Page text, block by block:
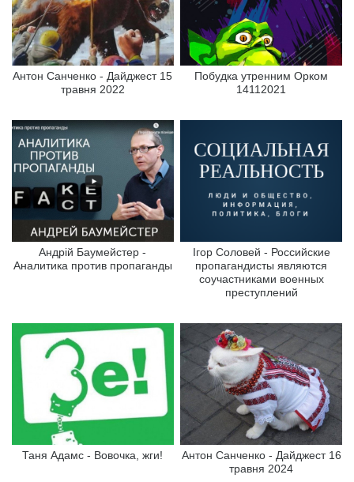
Антон Санченко - Дайджест 15
травня 2022
Побудка утренним Орком
14112021
Андрій Баумейстер -
Аналитика против пропаганды
Ігор Соловей - Российские
пропагандисты являются
соучастниками военных
преступлений
Таня Адамс - Вовочка, жги!
Антон Санченко - Дайджест 16
травня 2024